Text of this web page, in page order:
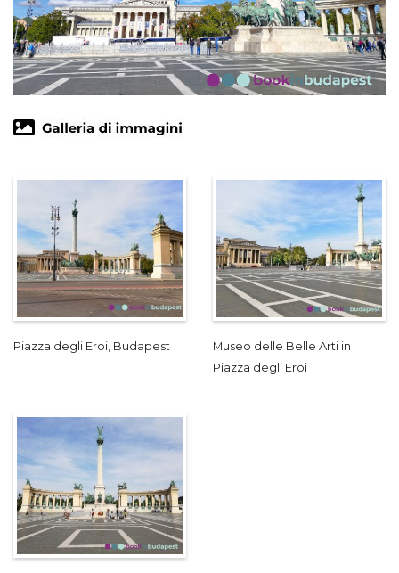
Piazza degli Eroi, Budapest
Museo delle Belle Arti in
Piazza degli Eroi